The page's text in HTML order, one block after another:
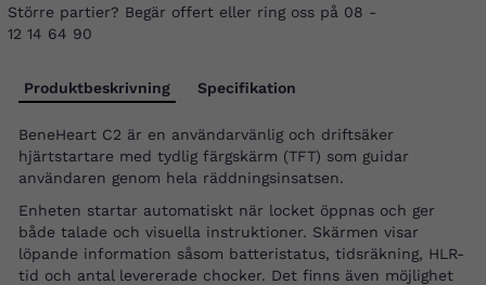
Större partier? Begär offert eller ring oss på 08 -
12 14 64 90
Produktbeskrivning Specifikation
BeneHeart C2 är en användarvänlig och driftsäker
hjärtstartare med tydlig färgskärm (TFT) som guidar
användaren genom hela räddningsinsatsen.
Enheten startar automatiskt när locket öppnas och ger
både talade och visuella instruktioner. Skärmen visar
löpande information såsom batteristatus, tidsräkning, HLR-
tid och antal levererade chocker. Det finns även möjlighet